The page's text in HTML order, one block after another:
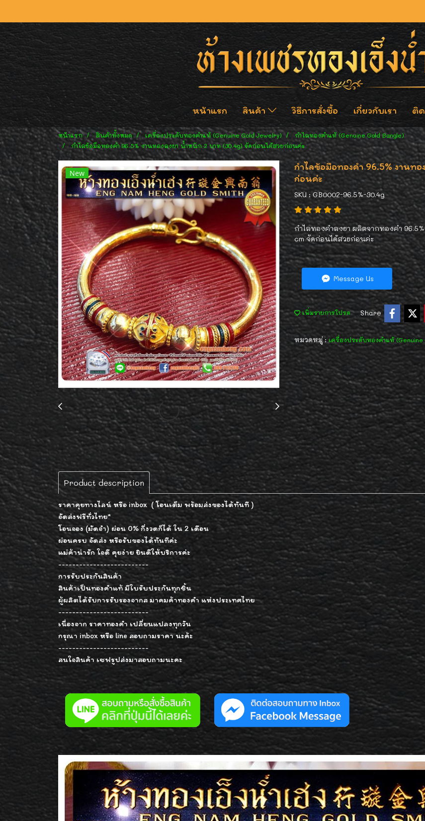
หน้าแรก สินค้า วิธีการสั่งซื้อ เกี่ยวกับเรา ติ
หน้าแรก สินค้าทั้งหมด เครื่องประดับทองคำแท้ (Genuine Gold Jewelry)
กำไลทองคำแท้ (Genuine Gold Bangle)
กำไลข้อมือทองคำ 96.5% งานทองลงยา น้ำหนัก 2 บาท (30.4g) จัดก่อนได้สวยก่อนค่ะ
New
กำไลข้อมือทองคำ 96.5% งาน
ก่อนค่ะ
SKU : GB0002-96.5%-30.4g
กำไลทองคำลงยา ผลิตจากทองคำ
cm จัดก่อนได้สวยก่อนค่ะ
Message Us
เพิ่มรายการโปรด Share
หมวดหมู่ :เครื่องประดับทองคำแท้ (Genuine
Product description
ราคาคุยทางไลน์ หรือ inbox ( โอนเต็ม พร้อมส่งของได้ทันที )
จัดส่งฟรีทั่วไทย*
โอนจอง (มัดจำ) ผ่อน 0% กี่งวดก็ได้ ใน 2 เดือน
ผ่อนครบ จัดส่ง หรือรับของได้ทันทีค่ะ
แม่ค้าน่ารัก ใจดี คุยง่าย ยินดีให้บริการค่ะ
--------------------------
การรับประกันสินค้า
สินค้าเป็นทองคำแท้ มีใบรับประกันทุกชิ้น
ผู้ผลิตได้รับการรับรองจากส มาคมค้าทองคำ แห่งประเทศไทย
--------------------------
เนื่องจาก ราคาทองคำ เปลี่ยนแปลงทุกวัน
กรุณา inbox หรือ line สอบถามราคา นะค้ะ
--------------------------
สนใจสินค้า เซฟรูปส่งมาสอบถามนะคะ